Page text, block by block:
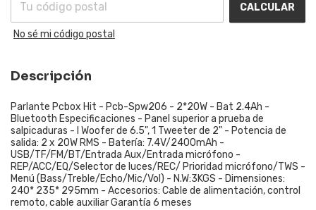
CALCULAR
No sé mi código postal
Descripción
Parlante Pcbox Hit - Pcb-Spw206 - 2*20W - Bat 2.4Ah -
Bluetooth Especificaciones - Panel superior a prueba de
salpicaduras - I Woofer de 6.5", 1 Tweeter de 2" - Potencia de
salida: 2 x 20W RMS - Batería: 7.4V/2400mAh -
USB/TF/FM/BT/Entrada Aux/Entrada micrófono -
REP/ACC/EQ/Selector de luces/REC/ Prioridad micrófono/TWS -
Menú (Bass/Treble/Echo/Mic/Vol) - N.W:3KGS - Dimensiones:
240* 235* 295mm - Accesorios: Cable de alimentación, control
remoto, cable auxiliar Garantía 6 meses